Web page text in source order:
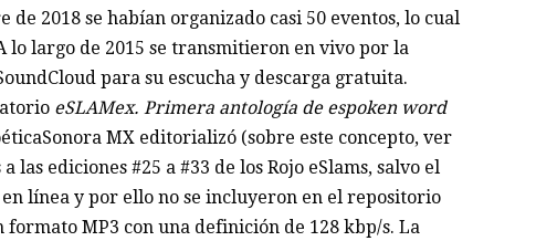
2018 se habían organizado casi 50 eventos, lo cual
lo largo de 2015 se transmitieron en vivo por la
para su escucha y descarga gratuita.
eSLAMex. Primera antología de espoken word
MX editorializó (sobre este concepto, ver
ediciones #25 a #33 de los Rojo eSlams, salvo el
línea y por ello no se incluyeron en el repositorio
MP3 con una definición de 128 kbp/s. La